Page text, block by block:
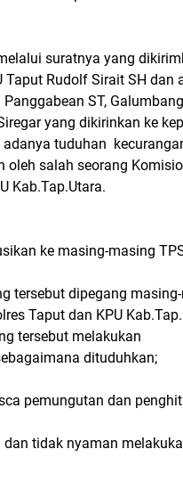
suratnya yang
Taput Rudolf Sirait SH dan
ST,
yang dikirinkan ke
tuduhan
salah seorang
Kab.Tap.Utara.
ke masing-masing
tersebut dipegang
Taput dan KPU
tersebut melakukan
dituduhkan;
pemungutan dan
tidak nyaman